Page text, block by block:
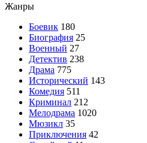
Жанры
Боевик 180
Биография 25
Военный 27
Детектив 238
Драма 775
Исторический 143
Комедия 511
Криминал 212
Мелодрама 1020
Мюзикл 35
Приключения 42